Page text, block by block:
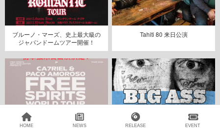
ブルーノ・マーズ、史上最大級の
ジャパンドームツアー開催！
Tahiti 80 来日公演
HOME NEWS RELEASE EVENT